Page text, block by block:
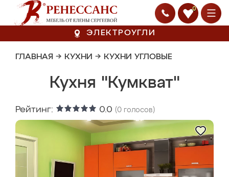
0
ЭЛЕКТРОУГЛИ
ГЛАВНАЯ → КУХНИ → КУХНИ УГЛОВЫЕ
Кухня "Кумкват"
Рейтинг: 0.0 (0 голосов)